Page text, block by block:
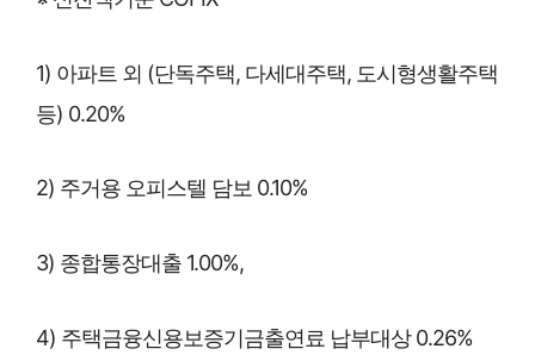
1) 아파트 외 (단독주택, 다세대주택, 도시형생활주택
등) 0.20%
2) 주거용 오피스텔 담보 0.10%
3) 종합통장대출 1.00%,
4) 주택금융신용보증기금출연료 납부대상 0.26%